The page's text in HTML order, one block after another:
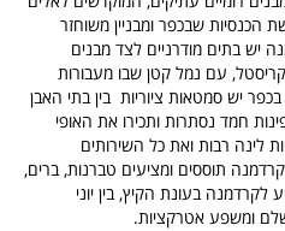
הכנסיות שבכפר ומבניין משוחזר
יש בתים מודרניים לצד מבנים
עם נמל קטן שבו מעבורות
בכפר יש סמטאות ציוריות בין בתי האבן
חמד נסתרות ותכירו את האופי
לינה רבות ואת כל השירותים
תוססים ומציעים טברנות, ברים,
לקרדמנה בעונת הקיץ, בין יוני
ומשפע אטרקציות.